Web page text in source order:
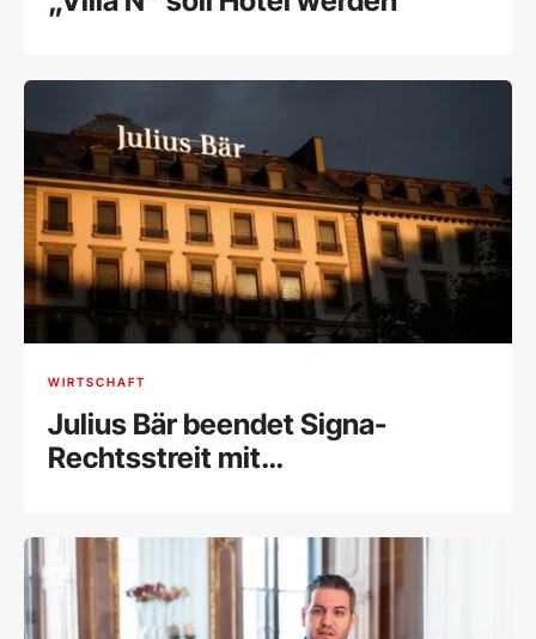
WIRTSCHAFT
Julius Bär beendet Signa-
Rechtsstreit mit